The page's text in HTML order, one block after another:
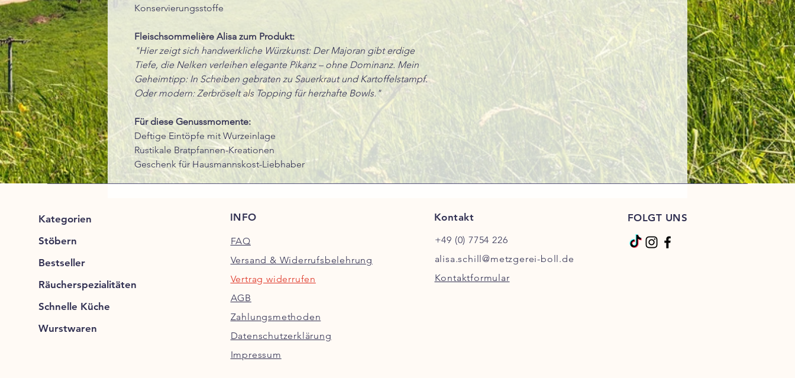
Konservierungsstoffe
Fleischsommelière Alisa zum Produkt:
"Hier zeigt sich handwerkliche Würzkunst: Der Majoran gibt erdige
Tiefe, die Nelken verleihen elegante Pikanz – ohne Dominanz. Mein
Geheimtipp: In Scheiben gebraten zu Sauerkraut und Kartoffelstampf.
Oder modern: Zerbröselt als Topping für herzhafte Bowls."
Für diese Genussmomente:
Deftige Eintöpfe mit Wurzeinlage
Rustikale Bratpfannen-Kreationen
Geschenk für Hausmannskost-Liebhaber
Kategorien
Stöbern
Bestseller
Räucherspezialitäten
Schnelle Küche
Wurstwaren
INFO
FAQ
Versand & Widerrufsbelehrung
Vertrag widerrufen
AGB
Zahlungsmethoden
Datenschutzerklärung
Impressum
Kontakt
+49 (0) 7754 226
alisa.schill@metzgerei-boll.de
Kontaktformular
FOLGT UNS